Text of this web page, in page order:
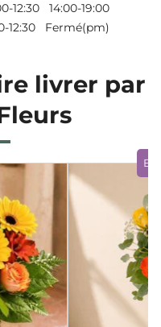
12:30 14:00-19:00
12:30 Fermé(pm)
livrer par